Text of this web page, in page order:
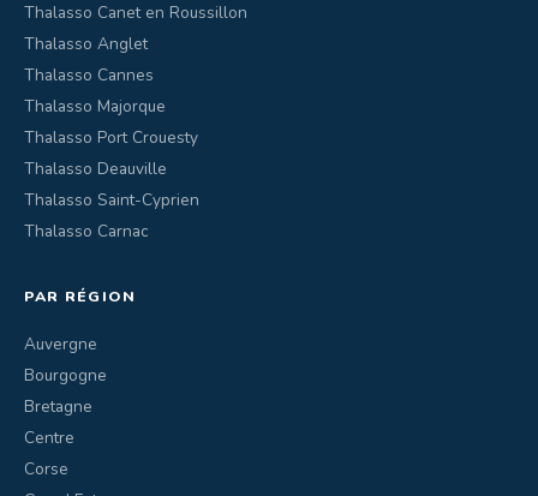
Thalasso Canet en Roussillon
Thalasso Anglet
Thalasso Cannes
Thalasso Majorque
Thalasso Port Crouesty
Thalasso Deauville
Thalasso Saint-Cyprien
Thalasso Carnac
PAR RÉGION
Auvergne
Bourgogne
Bretagne
Centre
Corse